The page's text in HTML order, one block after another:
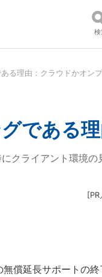
る理由：クラウドかオン
である
クライアント環境の
[
償延長サポートの